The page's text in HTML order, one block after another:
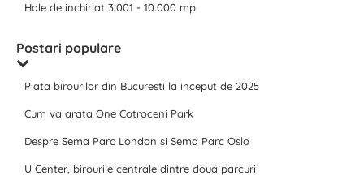
Hale de inchiriat 3.001 - 10.000 mp
Postari populare
Piata birourilor din Bucuresti la inceput de 2025
Cum va arata One Cotroceni Park
Despre Sema Parc London si Sema Parc Oslo
U Center, birourile centrale dintre doua parcuri